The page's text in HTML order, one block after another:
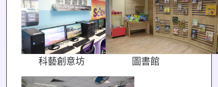
科藝創意坊 圖書館